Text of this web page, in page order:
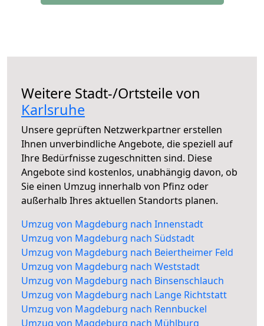
Weitere Stadt-/Ortsteile von
Karlsruhe
Unsere geprüften Netzwerkpartner erstellen
Ihnen unverbindliche Angebote, die speziell auf
Ihre Bedürfnisse zugeschnitten sind. Diese
Angebote sind kostenlos, unabhängig davon, ob
Sie einen Umzug innerhalb von Pfinz oder
außerhalb Ihres aktuellen Standorts planen.
Umzug von Magdeburg nach Innenstadt
Umzug von Magdeburg nach Südstadt
Umzug von Magdeburg nach Beiertheimer Feld
Umzug von Magdeburg nach Weststadt
Umzug von Magdeburg nach Binsenschlauch
Umzug von Magdeburg nach Lange Richtstatt
Umzug von Magdeburg nach Rennbuckel
Umzug von Magdeburg nach Mühlburg